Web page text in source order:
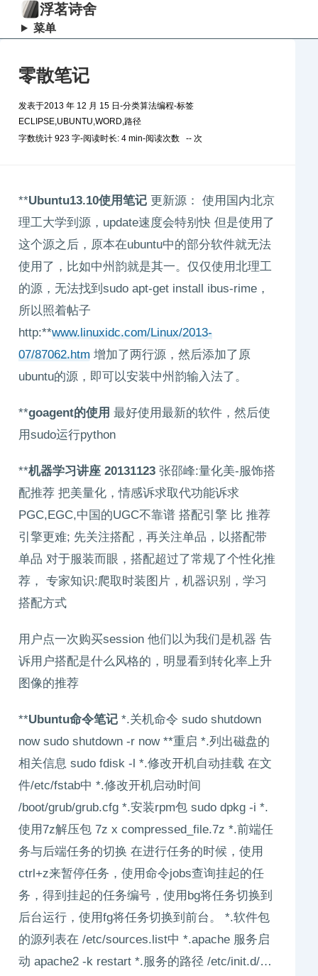
浮茗诗舍
菜单
零散笔记
发表于2013 年 12 月 15 日 -分类算法编程-标签
ECLIPSE,UBUNTU,WORD,路径
字数统计 923 字-阅读时长: 4 min-阅读次数 -- 次
**Ubuntu13.10使用笔记 更新源： 使用国内北京
理工大学到源，update速度会特别快 但是使用了
这个源之后，原本在ubuntu中的部分软件就无法
使用了，比如中州韵就是其一。仅仅使用北理工
的源，无法找到sudo apt-get install ibus-rime，
所以照着帖子
http:**www.linuxidc.com/Linux/2013-
07/87062.htm 增加了两行源，然后添加了原
ubuntu的源，即可以安装中州韵输入法了。
**goagent的使用 最好使用最新的软件，然后使
用sudo运行python
**机器学习讲座 20131123 张邵峰:量化美-服饰搭
配推荐 把美量化，情感诉求取代功能诉求
PGC,EGC,中国的UGC不靠谱 搭配引擎 比 推荐
引擎更难; 先关注搭配，再关注单品，以搭配带
单品 对于服装而眼，搭配超过了常规了个性化推
荐， 专家知识:爬取时装图片，机器识别，学习
搭配方式
用户点一次购买session 他们以为我们是机器 告
诉用户搭配是什么风格的，明显看到转化率上升
图像的推荐
**Ubuntu命令笔记 *.关机命令 sudo shutdown
now sudo shutdown -r now **重启 *.列出磁盘的
相关信息 sudo fdisk -l *.修改开机自动挂载 在文
件/etc/fstab中 *.修改开机启动时间
/boot/grub/grub.cfg *.安装rpm包 sudo dpkg -i *.
使用7z解压包 7z x compressed_file.7z *.前端任
务与后端任务的切换 在进行任务的时候，使用
ctrl+z来暂停任务，使用命令jobs查询挂起的任
务，得到挂起的任务编号，使用bg将任务切换到
后台运行，使用fg将任务切换到前台。 *.软件包
的源列表在 /etc/sources.list中 *.apache 服务启
动 apache2 -k restart *.服务的路径 /etc/init.d/…